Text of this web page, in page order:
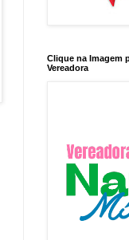
Clique na Imagem
Vereadora